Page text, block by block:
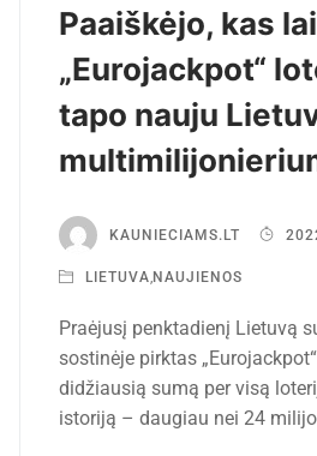
Paaiškėjo, kas
„Eurojackpot“
tapo nauju
KAUNIECIAMS.LT
LIETUVA NAUJIENOS
Praėjusį penktadienį Lietuvą
sostinėje pirktas
didžiausią sumą per visą
istoriją – daugiau nei 24